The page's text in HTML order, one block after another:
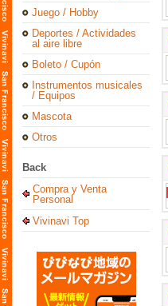
Juego / Hobby
Deportes / Actividades
al aire libre
Boleto / Cupón
Instrumentos musicales
/ Equipos
Mascota
Otros
Back
Compra y Venta
Personal
Vivinavi Top